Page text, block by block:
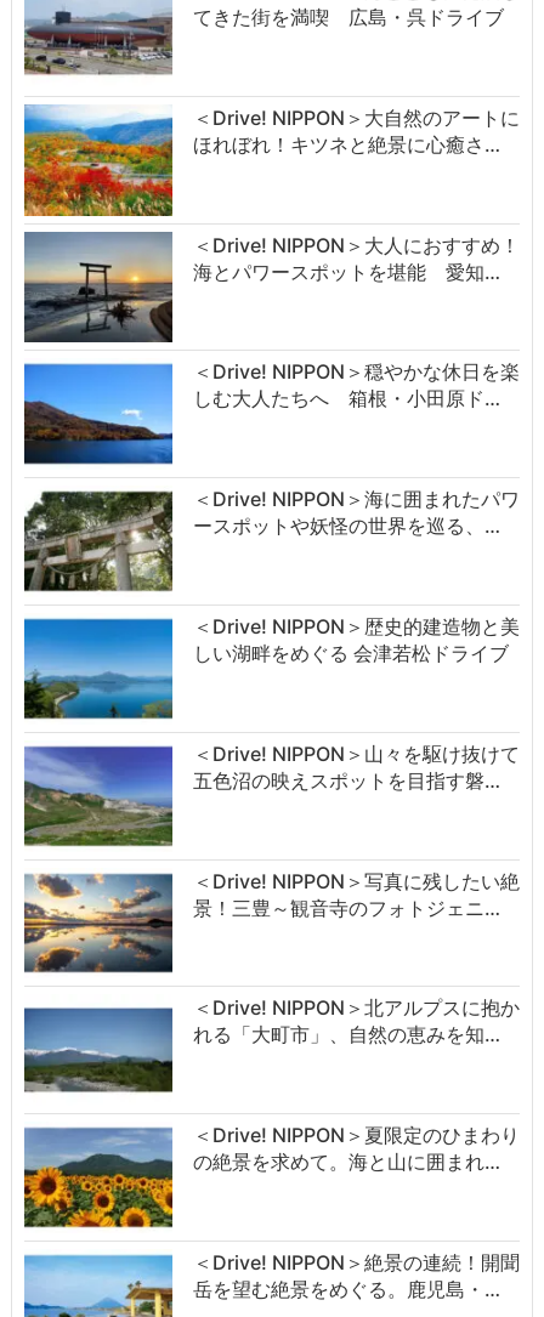
てきた街を満喫 広島・呉ドライブ
＜Drive! NIPPON＞大自然のアートに
ほれぼれ！キツネと絶景に心癒さ…
＜Drive! NIPPON＞大人におすすめ！
海とパワースポットを堪能 愛知…
＜Drive! NIPPON＞穏やかな休日を楽
しむ大人たちへ 箱根・小田原ド…
＜Drive! NIPPON＞海に囲まれたパワ
ースポットや妖怪の世界を巡る、…
＜Drive! NIPPON＞歴史的建造物と美
しい湖畔をめぐる 会津若松ドライブ
＜Drive! NIPPON＞山々を駆け抜けて
五色沼の映えスポットを目指す磐…
＜Drive! NIPPON＞写真に残したい絶
景！三豊～観音寺のフォトジェニ…
＜Drive! NIPPON＞北アルプスに抱か
れる「大町市」、自然の恵みを知…
＜Drive! NIPPON＞夏限定のひまわり
の絶景を求めて。海と山に囲まれ…
＜Drive! NIPPON＞絶景の連続！開聞
岳を望む絶景をめぐる。鹿児島・…